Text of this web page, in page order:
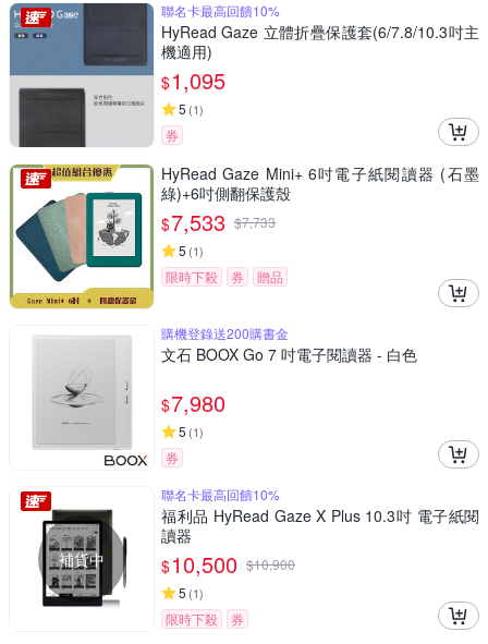
聯名卡最高回饋10%
HyRead Gaze 立體折疊保護套(6/7.8/10.3吋主
機適用)
$1,095
5 (1)
券
HyRead Gaze Mini+ 6吋電子紙閱讀器 (石墨
綠)+6吋側翻保護殼
$7,533 $7,733
5 (1)
限時下殺 券 贈品
購機登錄送200購書金
文石 BOOX Go 7 吋電子閱讀器 - 白色
$7,980
5 (1)
券
補貨中
聯名卡最高回饋10%
福利品 HyRead Gaze X Plus 10.3吋 電子紙閱
讀器
$10,500 $10,900
5 (1)
限時下殺 券